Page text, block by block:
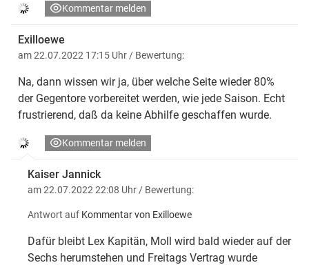
Kommentar melden
Exilloewe
am 22.07.2022 17:15 Uhr / Bewertung:
Na, dann wissen wir ja, über welche Seite wieder 80%
der Gegentore vorbereitet werden, wie jede Saison. Echt
frustrierend, daß da keine Abhilfe geschaffen wurde.
Kommentar melden
Kaiser Jannick
am 22.07.2022 22:08 Uhr / Bewertung:
Antwort auf Kommentar von Exilloewe
Dafür bleibt Lex Kapitän, Moll wird bald wieder auf der
Sechs herumstehen und Freitags Vertrag wurde